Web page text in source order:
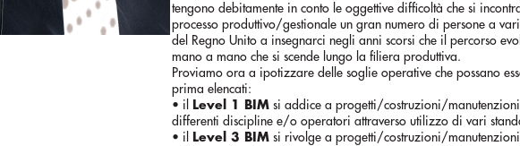
tengono debitamente in conto le oggettive difficoltà che si
processo produttivo/gestionale un gran numero di persone a
del Regno Unito a insegnarci negli anni scorsi che il percorso
mano a mano che si scende lungo la filiera produttiva.
Proviamo ora a ipotizzare delle soglie operative che possano
prima elencati:
• il
Level 1 BIM si addice a progetti/costruzioni/
differenti discipline e/o operatori attraverso utilizzo di vari
• il
Level 3 BIM si rivolge a progetti/costruzioni/manutenzioni